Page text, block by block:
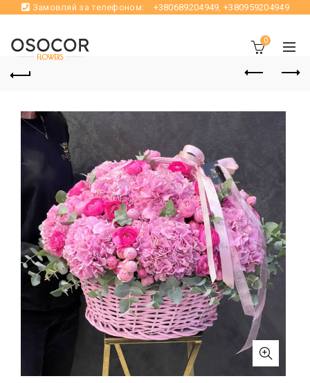
Замовляй за телефоном: +380689204949,+380959204949
0